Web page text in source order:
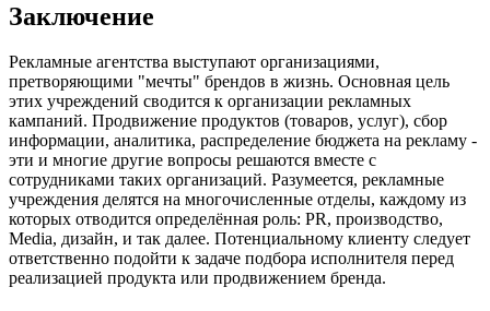
Заключение
Рекламные агентства выступают организациями,
претворяющими "мечты" брендов в жизнь. Основная цель
этих учреждений сводится к организации рекламных
кампаний. Продвижение продуктов (товаров, услуг), сбор
информации, аналитика, распределение бюджета на рекламу -
эти и многие другие вопросы решаются вместе с
сотрудниками таких организаций. Разумеется, рекламные
учреждения делятся на многочисленные отделы, каждому из
которых отводится определённая роль: PR, производство,
Media, дизайн, и так далее. Потенциальному клиенту следует
ответственно подойти к задаче подбора исполнителя перед
реализацией продукта или продвижением бренда.